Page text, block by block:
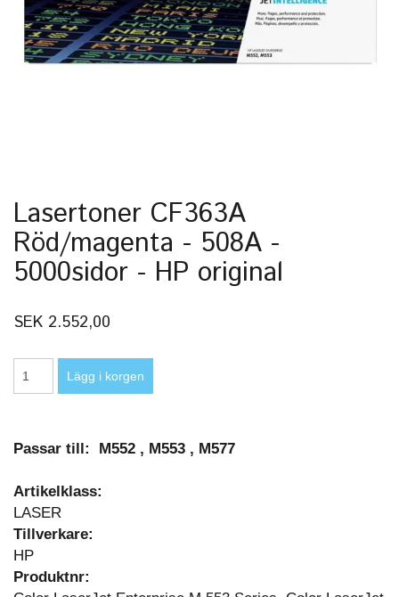
Lasertoner CF363A
Röd/magenta - 508A -
5000sidor - HP original
SEK 2.552,00
Passar till: M552 , M553 , M577
Artikelklass:
LASER
Tillverkare:
HP
Produktnr: